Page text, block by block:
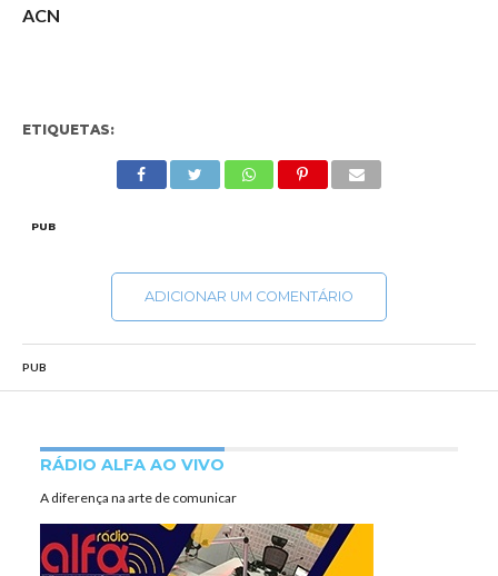
ACN
ETIQUETAS:
PUB
ADICIONAR UM COMENTÁRIO
PUB
RÁDIO ALFA AO VIVO
A diferença na arte de comunicar